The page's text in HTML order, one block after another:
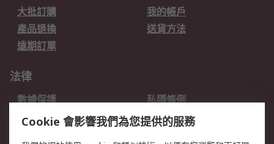
大批訂購
我的帳戶
產品退換
送貨方法
遠期訂單
法律
數據保護
私隱條例
網站條款
郵件安全
Cookie 會影響我們為您提供的服務